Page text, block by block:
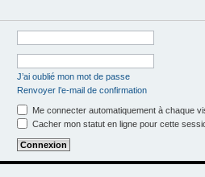
J’ai oublié mon mot de passe
Renvoyer l’e-mail de confirmation
Me connecter automatiquement à chaque
Cacher mon statut en ligne pour cette